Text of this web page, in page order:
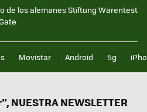
de los alemanes Stiftung Warentest
Movistar Android 5g
NEWSLETTER